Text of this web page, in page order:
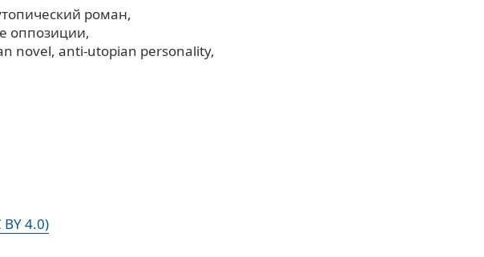
роман
оппозиции
novel anti-utopian personality
4.0)